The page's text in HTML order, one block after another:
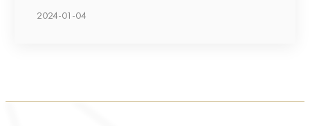
2024-01-04